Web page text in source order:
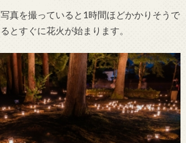
真を撮っていると1時間ほどかかりそうで
とすぐに花火が始まります。